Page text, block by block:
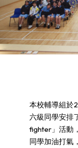
本校輔導組於
六級同學安排
fighter」活動
同學加油打氣